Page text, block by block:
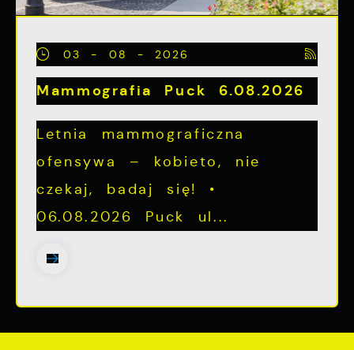
03 - 08 - 2026
Mammografia Puck 6.08.2026
Letnia mammograficzna
ofensywa – kobieto, nie
czekaj, badaj się! •
06.08.2026 Puck ul...